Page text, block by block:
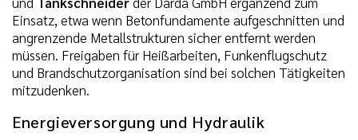
Einsatz, etwa wenn Betonfundamente aufgeschnitten und
angrenzende Metallstrukturen sicher entfernt werden
müssen. Freigaben für Heißarbeiten, Funkenflugschutz
und Brandschutzorganisation sind bei solchen Tätigkeiten
mitzudenken.
Energieversorgung und Hydraulik